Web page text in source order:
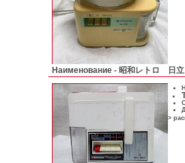
Наименование - 昭和レトロ 日
>